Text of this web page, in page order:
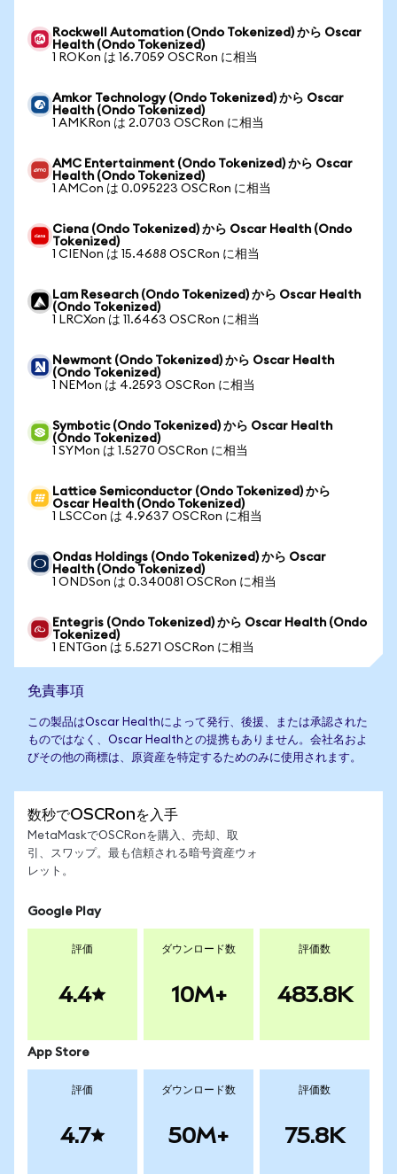
Rockwell Automation (Ondo Tokenized) から Oscar
Health (Ondo Tokenized)
1 ROKon は 16.7059 OSCRon に相当
Amkor Technology (Ondo Tokenized) から Oscar
Health (Ondo Tokenized)
1 AMKRon は 2.0703 OSCRon に相当
AMC Entertainment (Ondo Tokenized) から Oscar
Health (Ondo Tokenized)
1 AMCon は 0.095223 OSCRon に相当
Ciena (Ondo Tokenized) から Oscar Health (Ondo
Tokenized)
1 CIENon は 15.4688 OSCRon に相当
Lam Research (Ondo Tokenized) から Oscar Health
(Ondo Tokenized)
1 LRCXon は 11.6463 OSCRon に相当
Newmont (Ondo Tokenized) から Oscar Health
(Ondo Tokenized)
1 NEMon は 4.2593 OSCRon に相当
Symbotic (Ondo Tokenized) から Oscar Health
(Ondo Tokenized)
1 SYMon は 1.5270 OSCRon に相当
Lattice Semiconductor (Ondo Tokenized) から
Oscar Health (Ondo Tokenized)
1 LSCCon は 4.9637 OSCRon に相当
Ondas Holdings (Ondo Tokenized) から Oscar
Health (Ondo Tokenized)
1 ONDSon は 0.340081 OSCRon に相当
Entegris (Ondo Tokenized) から Oscar Health (Ondo
Tokenized)
1 ENTGon は 5.5271 OSCRon に相当
免責事項
この製品はOscar Healthによって発行、後援、または承認された
ものではなく、Oscar Healthとの提携もありません。会社名およ
びその他の商標は、原資産を特定するためのみに使用されます。
数秒でOSCRonを入手
MetaMaskでOSCRonを購入、売却、取
引、スワップ。最も信頼される暗号資産ウォ
レット。
Google Play
評価
4.4
ダウンロード数
10M+
評価数
483.8K
App Store
評価
4.7
ダウンロード数
50M+
評価数
75.8K